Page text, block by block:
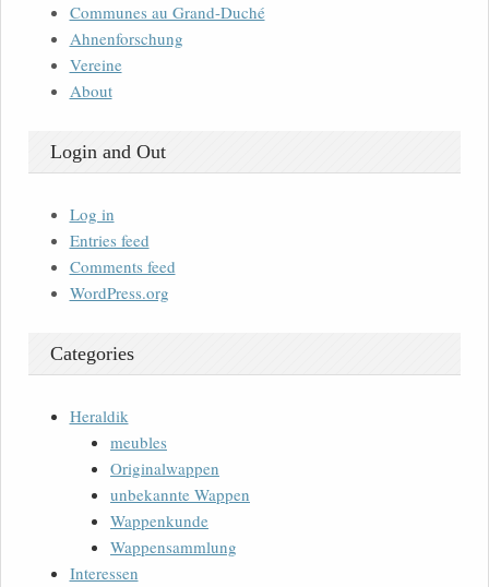
Communes au Grand-Duché
Ahnenforschung
Vereine
About
Login and Out
Log in
Entries feed
Comments feed
WordPress.org
Categories
Heraldik
meubles
Originalwappen
unbekannte Wappen
Wappenkunde
Wappensammlung
Interessen